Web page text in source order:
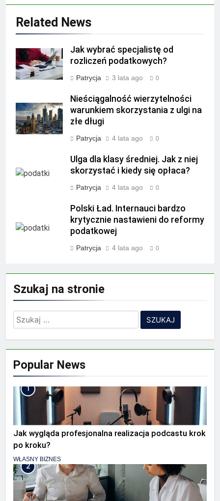
Related News
Jak wybrać specjalistę od
rozliczeń podatkowych?
Patrycja 3 lata ago 0
Nieściągalność wierzytelności
warunkiem skorzystania z ulgi na
złe długi
Patrycja 4 lata ago 0
Ulga dla klasy średniej. Jak z niej
skorzystać i kiedy się opłaca?
Patrycja 4 lata ago 0
Polski Ład. Internauci bardzo
krytycznie nastawieni do reformy
podatkowej
Patrycja 4 lata ago 0
Szukaj na stronie
Szukaj:
Popular News
1
Jak wygląda profesjonalna realizacja podcastu krok
po kroku?
WŁASNY BIZNES
2